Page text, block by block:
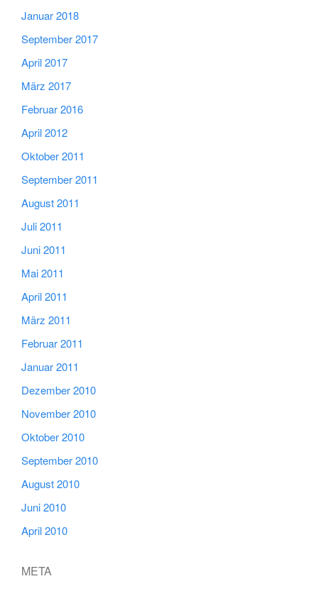
Januar 2018
September 2017
April 2017
März 2017
Februar 2016
April 2012
Oktober 2011
September 2011
August 2011
Juli 2011
Juni 2011
Mai 2011
April 2011
März 2011
Februar 2011
Januar 2011
Dezember 2010
November 2010
Oktober 2010
September 2010
August 2010
Juni 2010
April 2010
META